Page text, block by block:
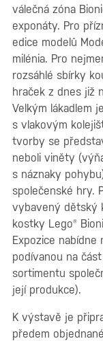
válečná zóna
exponáty. Pro
edice modelů
milénia. Pro
rozsáhlé sbírky
hraček z dnes již
Velkým lákadlem
s vlakovým
tvorby se
neboli viněty
s náznaky
společenské hry.
vybavený dětský
kostky Lego®
Expozice
podívanou na
sortimentu
její produkce).
K výstavě je
předem